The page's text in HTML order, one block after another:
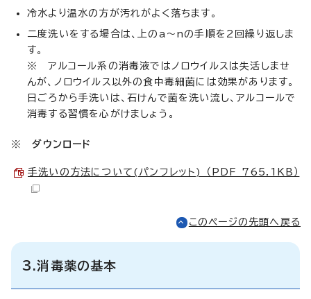
冷水より温水の方が汚れがよく落ちます。
二度洗いをする場合は、上のa～nの手順を2回繰り返しま
す。
※ アルコール系の消毒液ではノロウイルスは失活しませ
んが、ノロウイルス以外の食中毒細菌には効果があります。
日ごろから手洗いは、石けんで菌を洗い流し、アルコールで
消毒する習慣を心がけましょう。
※ダウンロード
手洗いの方法について(パンフレット) （PDF 765.1KB）
このページの先頭へ戻る
3.消毒薬の基本